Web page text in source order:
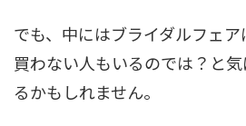
でも、中にはブライダルフェ
買わない人もいるのでは？と
るかもしれません。